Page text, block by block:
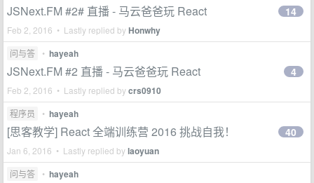
JSNext.FM #2# 直播 - 马云爸爸玩 React
Feb 2, 2016 • Lastly replied byHonwhy
14
问与答 • hayeah
JSNext.FM #2 直播 - 马云爸爸玩 React
Feb 2, 2016 • Lastly replied bycrs0910
4
程序员 • hayeah
[思客教学] React 全端训练营 2016 挑战自我！
Jan 6, 2016 • Lastly replied bylaoyuan
40
问与答 • hayeah